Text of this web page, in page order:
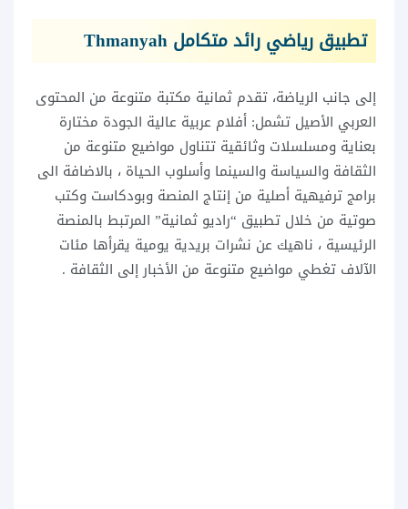
تطبيق رياضي رائد متكامل Thmanyah
إلى جانب الرياضة، تقدم ثمانية مكتبة متنوعة من المحتوى
العربي الأصيل تشمل: أفلام عربية عالية الجودة مختارة
بعناية ومسلسلات وثائقية تتناول مواضيع متنوعة من
الثقافة والسياسة والسينما وأسلوب الحياة ، بالاضافة الى
برامج ترفيهية أصلية من إنتاج المنصة وبودكاست وكتب
صوتية من خلال تطبيق “راديو ثمانية” المرتبط بالمنصة
الرئيسية ، ناهيك عن نشرات بريدية يومية يقرأها مئات
الآلاف تغطي مواضيع متنوعة من الأخبار إلى الثقافة .